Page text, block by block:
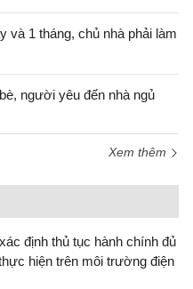
và 1 tháng, chủ nhà phải làm
người yêu đến nhà ngủ
Xem thêm
định thủ tục hành chính đủ
hiện trên môi trường điện